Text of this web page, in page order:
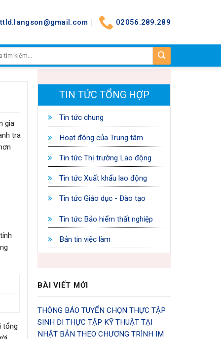
02056.289.289
gia
tra
tổng
TIN TỨC TỔNG HỢP
Tin tức chung
Hoạt động của Trung tâm
Tin tức Thị trường Lao động
Tin tức Xuất khẩu lao động
Tin tức Giáo dục - Đào tạo
Tin tức Bảo hiểm thất nghiệp
Bản tin việc làm
BÀI VIẾT MỚI
THÔNG BÁO TUYỂN CHỌN THỰC TẬP
SINH ĐI THỰC TẬP KỸ THUẬT TẠI
NHẬT BẢN THEO CHƯƠNG TRÌNH IM